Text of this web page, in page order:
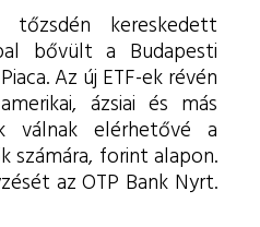
tőzsdén kereskedett
bővült a Budapesti
Az új ETF-ek révén
ázsiai és más
válnak elérhetővé a
számára, forint alapon.
az OTP Bank Nyrt.